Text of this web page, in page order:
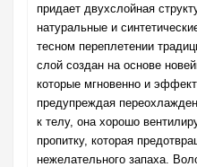
придает двухслойная
натуральные и
тесном переплетении
слой создан на основе
которые мгновенно и
предупреждая
к телу, она хорошо
пропитку, которая
нежелательного запаха.